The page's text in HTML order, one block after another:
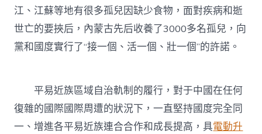
江、江蘇等地有很多孤兒因缺少食物，面對疾病和逝
世亡的要挾后，內蒙古先后收養了3000多名孤兒，向
黨和國度實行了“接一個、活一個、壯一個”的許諾。
平易近族區域自治軌制的履行，對于中國在任何
復雜的國際國際周遭的狀況下，一直堅持國度完全同
一、增進各平易近族連合合作和成長提高，具電動升